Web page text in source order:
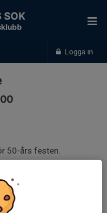
Logga in
SOK
50-års festen.